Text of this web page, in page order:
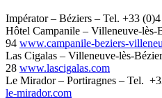
Impérator – Béziers – Tel. +33
Hôtel Campanile – Villeneuve-lès-
94 www.campanile-beziers-
Las Cigalas – Villeneuve-lès-
28 www.lascigalas.com
Le Mirador – Portiragnes – Tel.
le-mirador.com